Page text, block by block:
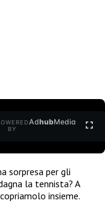
BY
AdhubMedia
sorpresa per gli
la tennista? A
insieme.